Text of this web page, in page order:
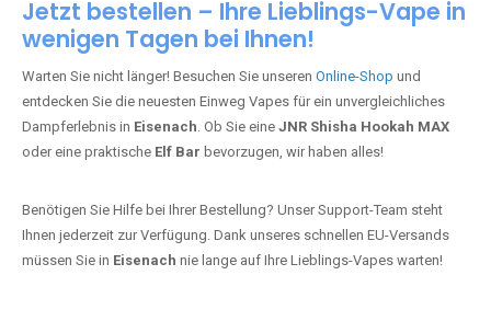
Jetzt bestellen – Ihre Lieblings-Vape in
wenigen Tagen bei Ihnen!
Warten Sie nicht länger! Besuchen Sie unseren Online-Shop und
entdecken Sie die neuesten Einweg Vapes für ein unvergleichliches
Dampferlebnis in Eisenach. Ob Sie eine JNR Shisha Hookah MAX
oder eine praktische Elf Bar bevorzugen, wir haben alles!
Benötigen Sie Hilfe bei Ihrer Bestellung? Unser Support-Team steht
Ihnen jederzeit zur Verfügung. Dank unseres schnellen EU-Versands
müssen Sie in Eisenach nie lange auf Ihre Lieblings-Vapes warten!